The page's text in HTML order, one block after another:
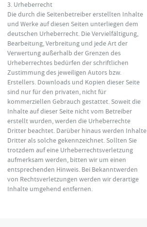
3. Urheberrecht
Die durch die Seitenbetreiber erstellten Inhalte
und Werke auf diesen Seiten unterliegen dem
deutschen Urheberrecht. Die Vervielfältigung,
Bearbeitung, Verbreitung und jede Art der
Verwertung außerhalb der Grenzen des
Urheberrechtes bedürfen der schriftlichen
Zustimmung des jeweiligen Autors bzw.
Erstellers. Downloads und Kopien dieser Seite
sind nur für den privaten, nicht für
kommerziellen Gebrauch gestattet. Soweit die
Inhalte auf dieser Seite nicht vom Betreiber
erstellt wurden, werden die Urheberrechte
Dritter beachtet. Darüber hinaus werden Inhalte
Dritter als solche gekennzeichnet. Sollten Sie
trotzdem auf eine Urheberrechtsverletzung
aufmerksam werden, bitten wir um einen
entsprechenden Hinweis. Bei Bekanntwerden
von Rechtsverletzungen werden wir derartige
Inhalte umgehend entfernen.